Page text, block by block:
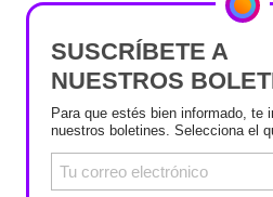
SUSCRÍBETE A
NUESTROS
Para que estés bien informado, te
nuestros boletines. Selecciona el